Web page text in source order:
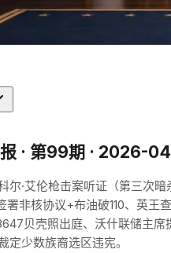
· 第99期 · 2026-
尔·艾伦枪击案听证（第三次暗
署非核协议+布油破110、英王
贝壳照出庭、沃什联储主席
定少数族裔选区违宪。